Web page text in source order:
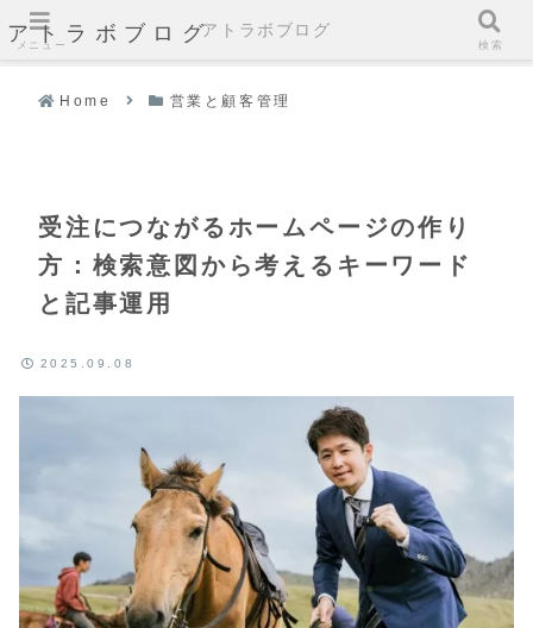
アトラボブログ
Home 営業と顧客管理
受注につながるホームページの作り
方：検索意図から考えるキーワード
と記事運用
2025.09.08
メニュー
アトラボブログ
検索